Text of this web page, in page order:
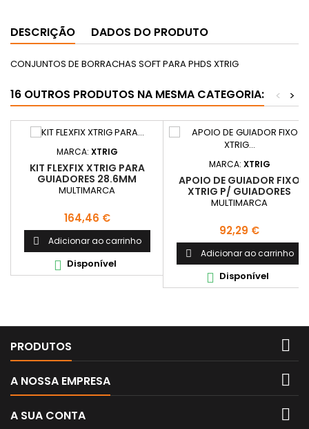
DESCRIÇÃO DADOS DO PRODUTO
CONJUNTOS DE BORRACHAS SOFT PARA PHDS XTRIG
16 OUTROS PRODUTOS NA MESMA CATEGORIA: >
<
MARCA: XTRIG
KIT FLEXFIX XTRIG PARA
GUIADORES 28.6MM
MULTIMARCA
Preço
164,46 €
 Adicionar ao carrinho
 Disponível
MARCA: XTRIG
APOIO DE GUIADOR FIXO
XTRIG P/ GUIADORES
28.6MM
MULTIMARCA
Preço
92,29 €
 Adicionar ao carrinho
 Disponível
PRODUTOS 
A NOSSA EMPRESA 
A SUA CONTA 